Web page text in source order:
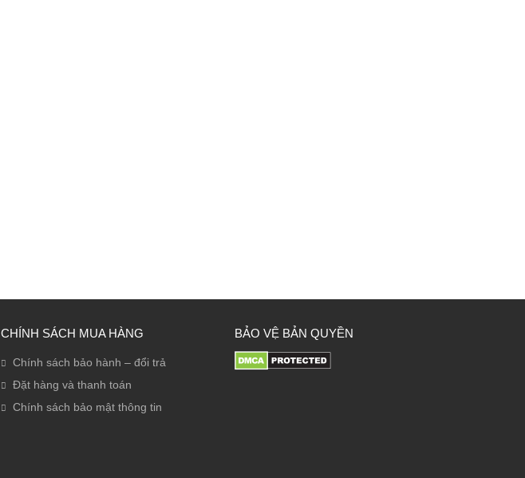
CHÍNH SÁCH MUA HÀNG
Chính sách bảo hành – đổi trả
Đặt hàng và thanh toán
Chính sách bảo mật thông tin
BẢO VỆ BẢN QUYỀN